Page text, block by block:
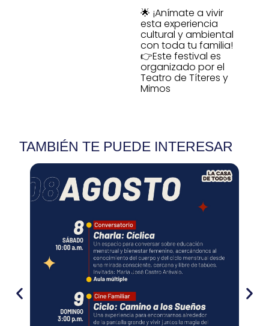
🌟 ¡Anímate a vivir
esta experiencia
cultural y ambiental
con toda tu familia!
👉Este festival es
organizado por el
Teatro de Títeres y
Mimos
TAMBIÉN TE PUEDE INTERESAR